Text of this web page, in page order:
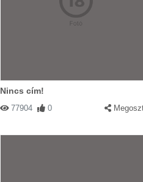
Nincs cím!
77904 0